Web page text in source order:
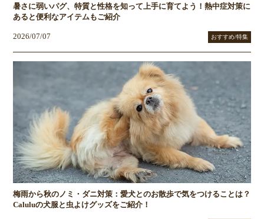
暑さに弱いパグ、特質と性格を知って上手に育てよう！熱中症対策に
あると便利なアイテムもご紹介
2026/07/07 おすすめ/特集
梅雨から秋のノミ・ダニ対策：愛犬とのお散歩で気をつけることは？
Caluluの犬服と虫よけグッズをご紹介！